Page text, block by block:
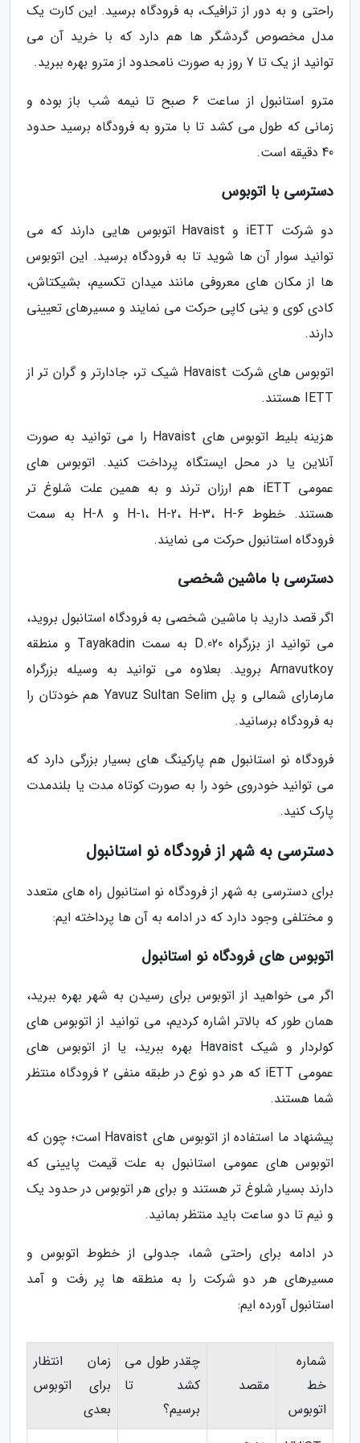
راحتی و به دور از ترافیک، به فرودگاه برسید. این کارت یک
مدل مخصوص گردشگر ها هم دارد که با خرید آن می
توانید از یک تا 7 روز به صورت نامحدود از مترو بهره ببرید.
مترو استانبول از ساعت 6 صبح تا نیمه شب باز بوده و
زمانی که طول می کشد تا با مترو به فرودگاه برسید حدود
40 دقیقه است.
دسترسی با اتوبوس
دو شرکت iETT و Havaist اتوبوس هایی دارند که می
توانید سوار آن ها شوید تا به فرودگاه برسید. این اتوبوس
ها از مکان های معروفی مانند میدان تکسیم، بشیکتاش،
کادی کوی و ینی کاپی حرکت می نمایند و مسیرهای تعیینی
دارند.
اتوبوس های شرکت Havaist شیک تر، جادارتر و گران تر از
IETT هستند.
هزینه بلیط اتوبوس های Havaist را می توانید به صورت
آنلاین یا در محل ایستگاه پرداخت کنید. اتوبوس های
عمومی iETT هم ارزان ترند و به همین علت شلوغ تر
هستند. خطوط H-1، H-2، H-3، H-6 و H-8 به سمت
فرودگاه استانبول حرکت می نمایند.
دسترسی با ماشین شخصی
اگر قصد دارید با ماشین شخصی به فرودگاه استانبول بروید،
می توانید از بزرگراه D.020 به سمت Tayakadin و منطقه
Arnavutkoy بروید. بعلاوه می توانید به وسیله بزرگراه
مارمارای شمالی و پل Yavuz Sultan Selim هم خودتان را
به فرودگاه برسانید.
فرودگاه نو استانبول هم پارکینگ های بسیار بزرگی دارد که
می توانید خودروی خود را به صورت کوتاه مدت یا بلندمدت
پارک کنید.
دسترسی به شهر از فرودگاه نو استانبول
برای دسترسی به شهر از فرودگاه نو استانبول راه های متعدد
و مختلفی وجود دارد که در ادامه به آن ها پرداخته ایم:
اتوبوس های فرودگاه نو استانبول
اگر می خواهید از اتوبوس برای رسیدن به شهر بهره ببرید،
همان طور که بالاتر اشاره کردیم، می توانید از اتوبوس های
کولردار و شیک Havaist بهره ببرید، یا از اتوبوس های
عمومی iETT که هر دو نوع در طبقه منفی 2 فرودگاه منتظر
شما هستند.
پیشنهاد ما استفاده از اتوبوس های Havaist است؛ چون که
اتوبوس های عمومی استانبول به علت قیمت پایینی که
دارند بسیار شلوغ تر هستند و برای هر اتوبوس در حدود یک
و نیم تا دو ساعت باید منتظر بمانید.
در ادامه برای راحتی شما، جدولی از خطوط اتوبوس و
مسیرهای هر دو شرکت را به منطقه ها پر رفت و آمد
استانبول آورده ایم:
شماره
خط
اتوبوس
مقصد
چقدر طول می
کشد تا
برسیم؟
زمان انتظار
برای اتوبوس
بعدی